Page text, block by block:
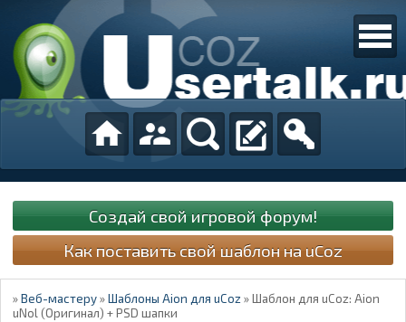
Создай свой игровой форум!
Как поставить свой шаблон на uCoz
»Веб-мастеру »Шаблоны Aion для uCoz »Шаблон для uCoz: Aion
uNol (Оригинал) + PSD шапки